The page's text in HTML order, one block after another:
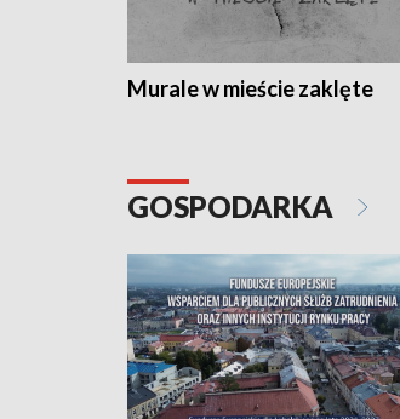
Murale w mieście zaklęte
GOSPODARKA